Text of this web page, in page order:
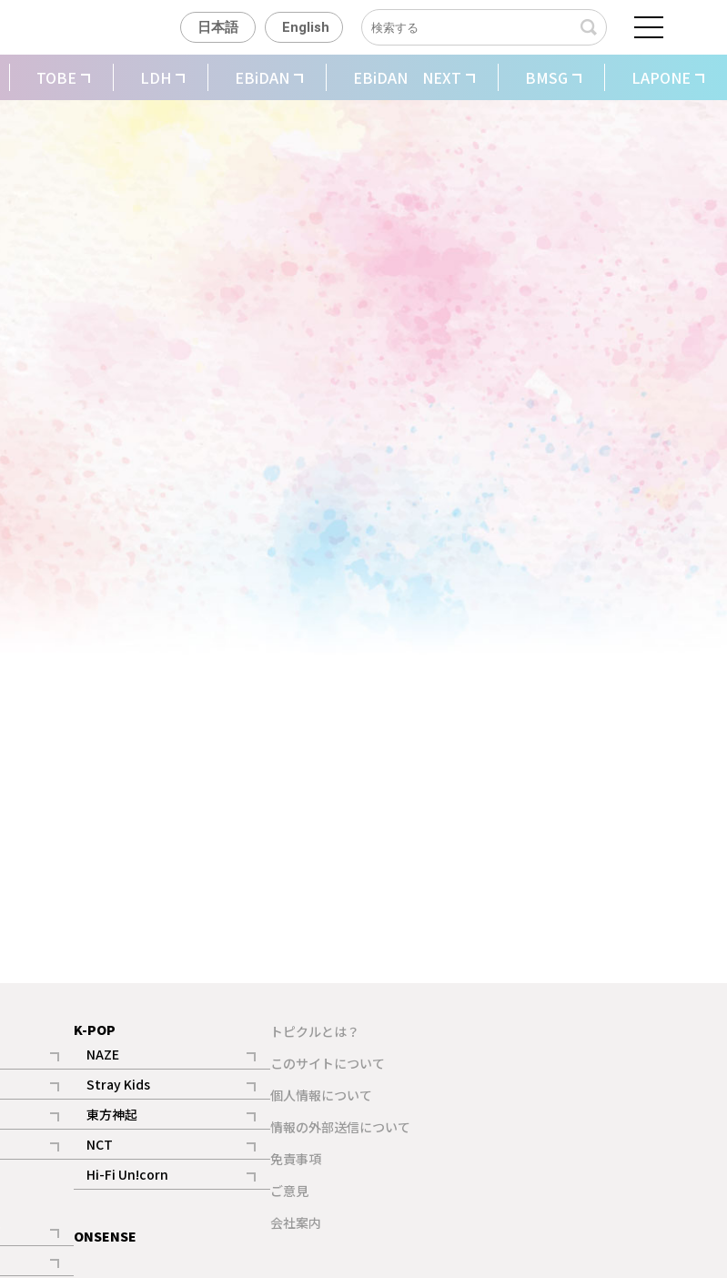
日本語 English
TOBE LDH EBiDAN EBiDAN NEXT BMSG LAPONE
K-POP
NAZE
記事
Stray Kids
記事
東方神起
記事
NCT
記事
Hi-Fi Un!corn
記事
ONSENSE
トピクルとは？
このサイトについて
個人情報について
情報の外部送信について
免責事項
ご意見
会社案内